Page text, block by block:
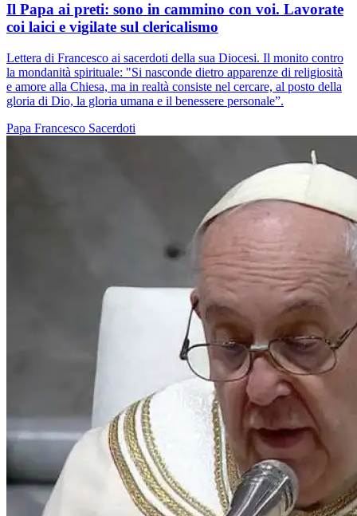
Il Papa ai preti: sono in cammino con voi. Lavorate
coi laici e vigilate sul clericalismo
Lettera di Francesco ai sacerdoti della sua Diocesi. Il monito contro
la mondanità spirituale: "Si nasconde dietro apparenze di religiosità
e amore alla Chiesa, ma in realtà consiste nel cercare, al posto della
gloria di Dio, la gloria umana e il benessere personale”.
Papa Francesco Sacerdoti